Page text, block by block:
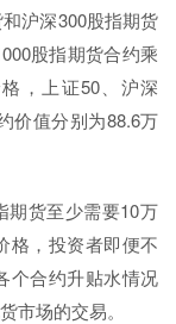
沪深300股指期货
股指期货合约乘
，上证50、沪深
价值分别为88.6万
期货至少需要10万
格，投资者即便不
个合约升贴水情况
市场的交易。